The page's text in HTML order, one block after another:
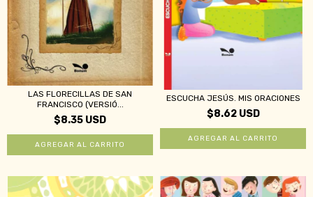
LAS FLORECILLAS DE SAN
FRANCISCO (VERSIÓ...
$8.35 USD
ESCUCHA JESÚS. MIS ORACIONES
$8.62 USD